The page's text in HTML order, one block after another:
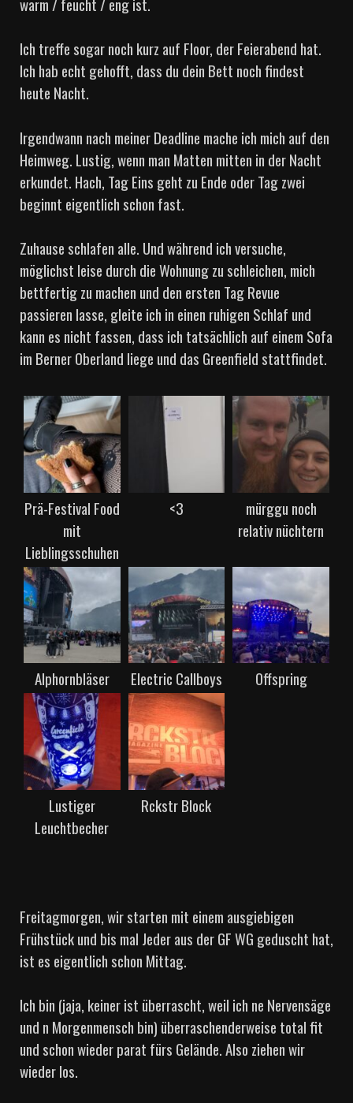
Ich treffe sogar noch kurz auf Floor, der Feierabend hat.
Ich hab echt gehofft, dass du dein Bett noch findest
heute Nacht.
Irgendwann nach meiner Deadline mache ich mich auf den
Heimweg. Lustig, wenn man Matten mitten in der Nacht
erkundet. Hach, Tag Eins geht zu Ende oder Tag zwei
beginnt eigentlich schon fast.
Zuhause schlafen alle. Und während ich versuche,
möglichst leise durch die Wohnung zu schleichen, mich
bettfertig zu machen und den ersten Tag Revue
passieren lasse, gleite ich in einen ruhigen Schlaf und
kann es nicht fassen, dass ich tatsächlich auf einem Sofa
im Berner Oberland liege und das Greenfield stattfindet.
Prä-Festival Food
mit
Lieblingsschuhen
<3
mürggu noch
relativ nüchtern
Alphornbläser Electric Callboys Offspring
Lustiger
Leuchtbecher
Rckstr Block
Freitagmorgen, wir starten mit einem ausgiebigen
Frühstück und bis mal Jeder aus der GF WG geduscht hat,
ist es eigentlich schon Mittag.
Ich bin (jaja, keiner ist überrascht, weil ich ne Nervensäge
und n Morgenmensch bin) überraschenderweise total fit
und schon wieder parat fürs Gelände. Also ziehen wir
wieder los.